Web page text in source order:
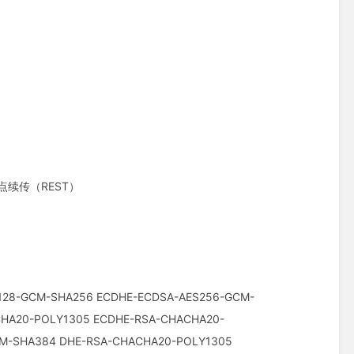
传（REST）
GCM-SHA256 ECDHE-ECDSA-AES256-GCM-
POLY1305 ECDHE-RSA-CHACHA20-
SHA384 DHE-RSA-CHACHA20-POLY1305